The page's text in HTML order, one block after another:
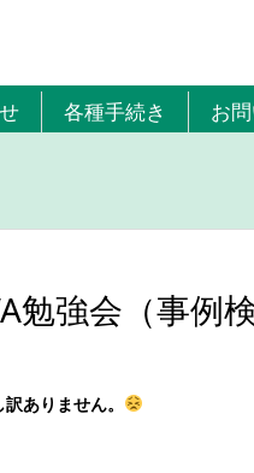
各種手続き お
勉強会（事例
ありません。